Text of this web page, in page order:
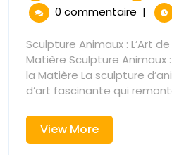
de
la
juin
0 commentaire |
Sculpture Animaux : L’Art
Matière Sculpture Animaux
la Matière La sculpture
d’art fascinante qui
View MoreView
More